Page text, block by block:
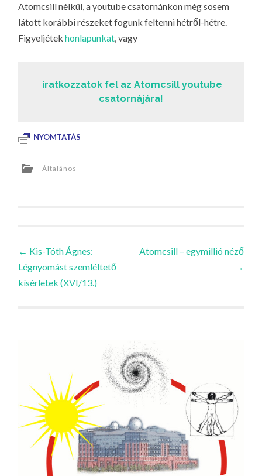
Atomcsill nélkül, a youtube csatornánkon még sosem
látott korábbi részeket fogunk feltenni hétről-hétre.
Figyeljétekhonlapunkat, vagy
iratkozzatok fel az Atomcsill youtube
csatornájára!
NYOMTATÁS
Általános
Bejegyzések
navigációja
← Kis-Tóth Ágnes:
Légnyomást szemléltető
kísérletek (XVI/13.)
Atomcsill – egymillió néző
→